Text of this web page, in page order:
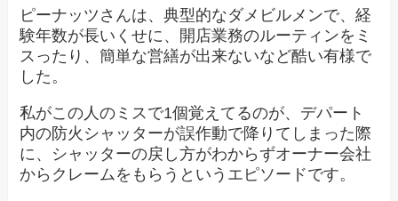
ピーナッツさんは、典型的なダメビルメンで、経
験年数が長いくせに、開店業務のルーティンをミ
スったり、簡単な営繕が出来ないなど酷い有様で
した。
私がこの人のミスで1個覚えてるのが、デパート
内の防火シャッターが誤作動で降りてしまった際
に、シャッターの戻し方がわからずオーナー会社
からクレームをもらうというエピソードです。